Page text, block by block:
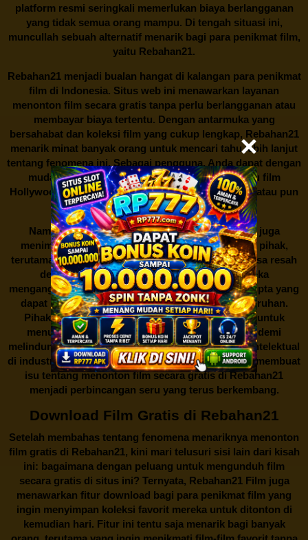
platform resmi seringkali memerlukan biaya berlangganan
yang tidak semua orang mampu. Di tengah situasi ini,
muncullah sebuah alternatif menarik bagi para penikmat film,
yaitu Rebahan21.
Rebahan21menjadi bualan hangat di kalangan para penikmat
film di Indonesia. Situs web ini menawarkan layanan
menonton film secara gratis tanpa perlu berlangganan atau
membayar biaya tertentu. Dengan antarmuka yang
bersahabat dan koleksi film yang cukup lengkap, Rebahan21
menarik minat banyak orang untuk mencari tahu lebih lanjut
tentang fenomena ini. Sebagai pengguna, Anda dapat dengan
mudah mencari film yang ingin ditonton, baik itu film
Hollywood terbaru, drama Korea yang sedang hits, atau pun
produksi film lokal dengan kualitas terbaik.
Namun, seperti halnya cerita manis,Rebahan21juga
menimbulkan kontroversi di industri film. Banyak pihak,
terutama produsen film dan pemilik hak cipta, merasa resah
dengan maraknya situs-situs seperti ini. Mereka
menganggapnya sebagai bentuk pelanggaran hak cipta yang
dapat merugikan industri perfilman secara keseluruhan.
Pihak berwenang pun turut terlibat dalam upaya untuk
menutup situs-situs ilegal semacam Rebahan21 demi
melindungi keberlangsungan bisnis dan kekayaan intelektual
di industri hiburan. Konflik kepentingan inilah yang membuat
isu tentang menonton film secara gratis diRebahan21
menjadi perbincangan seru yang terus berkembang.
Download Film Gratis di Rebahan21
Setelah membahas tentang fenomena menariknya menonton
film gratis di Rebahan21, kini mari telusuri sisi lain dari kisah
ini: bagaimana dengan peluang untuk mengunduh film
secara gratis di situs ini? Ternyata, Rebahan21 Film juga
menawarkan fitur download bagi para penikmat film yang
ingin menyimpan koleksi favorit mereka untuk ditonton di
kemudian hari. Fitur ini tentu saja menarik bagi banyak